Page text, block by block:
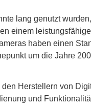
lang genutzt
einem
haben einen
um die Jahre
Herstellern von
und